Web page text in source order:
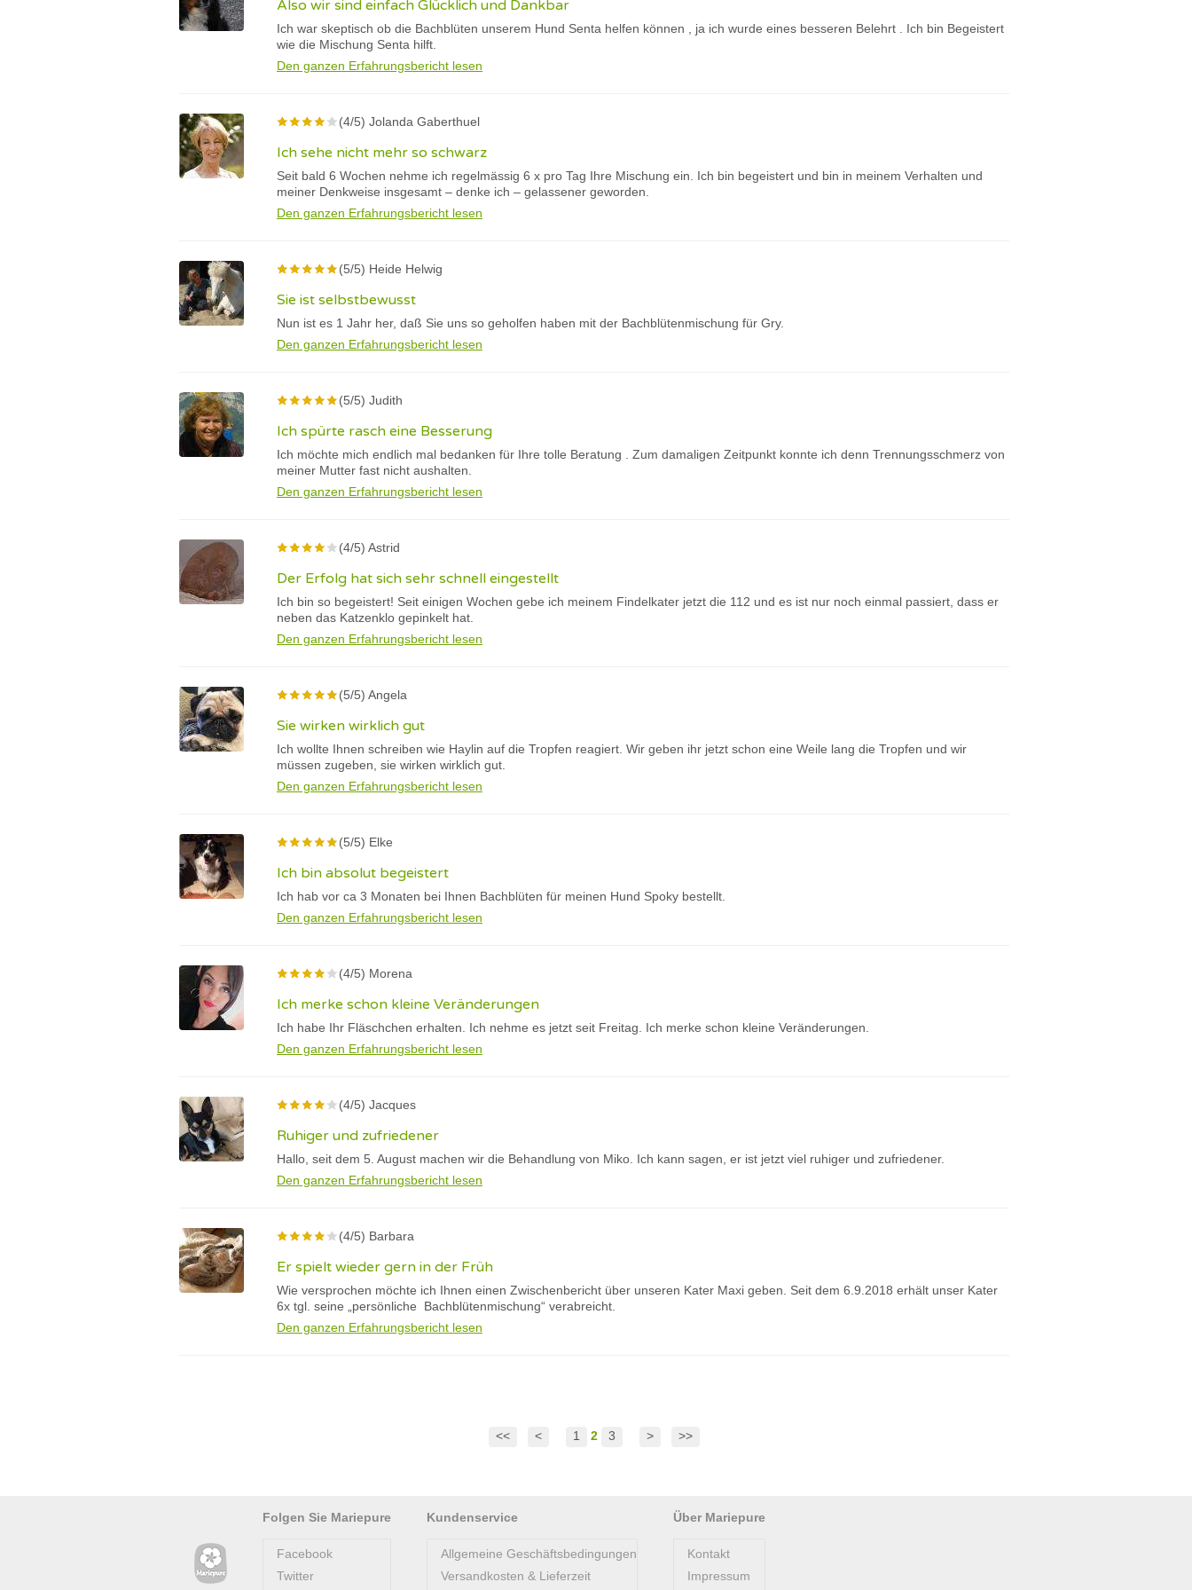
Also wir sind einfach Glücklich und Dankbar
Ich war skeptisch ob die Bachblüten unserem Hund Senta helfen können , ja ich wurde eines besseren Belehrt . Ich bin Begeistert
wie die Mischung Senta hilft.
Den ganzen Erfahrungsbericht lesen
(4/5) Jolanda Gaberthuel
Ich sehe nicht mehr so schwarz
Seit bald 6 Wochen nehme ich regelmässig 6 x pro Tag Ihre Mischung ein. Ich bin begeistert und bin in meinem Verhalten und
meiner Denkweise insgesamt – denke ich – gelassener geworden.
Den ganzen Erfahrungsbericht lesen
(5/5) Heide Helwig
Sie ist selbstbewusst
Nun ist es 1 Jahr her, daß Sie uns so geholfen haben mit der Bachblütenmischung für Gry.
Den ganzen Erfahrungsbericht lesen
(5/5) Judith
Ich spürte rasch eine Besserung
Ich möchte mich endlich mal bedanken für Ihre tolle Beratung . Zum damaligen Zeitpunkt konnte ich denn Trennungsschmerz von
meiner Mutter fast nicht aushalten.
Den ganzen Erfahrungsbericht lesen
(4/5) Astrid
Der Erfolg hat sich sehr schnell eingestellt
Ich bin so begeistert! Seit einigen Wochen gebe ich meinem Findelkater jetzt die 112 und es ist nur noch einmal passiert, dass er
neben das Katzenklo gepinkelt hat.
Den ganzen Erfahrungsbericht lesen
(5/5) Angela
Sie wirken wirklich gut
Ich wollte Ihnen schreiben wie Haylin auf die Tropfen reagiert. Wir geben ihr jetzt schon eine Weile lang die Tropfen und wir
müssen zugeben, sie wirken wirklich gut.
Den ganzen Erfahrungsbericht lesen
(5/5) Elke
Ich bin absolut begeistert
Ich hab vor ca 3 Monaten bei Ihnen Bachblüten für meinen Hund Spoky bestellt.
Den ganzen Erfahrungsbericht lesen
(4/5) Morena
Ich merke schon kleine Veränderungen
Ich habe Ihr Fläschchen erhalten. Ich nehme es jetzt seit Freitag. Ich merke schon kleine Veränderungen.
Den ganzen Erfahrungsbericht lesen
(4/5) Jacques
Ruhiger und zufriedener
Hallo, seit dem 5. August machen wir die Behandlung von Miko. Ich kann sagen, er ist jetzt viel ruhiger und zufriedener.
Den ganzen Erfahrungsbericht lesen
(4/5) Barbara
Er spielt wieder gern in der Früh
Wie versprochen möchte ich Ihnen einen Zwischenbericht über unseren Kater Maxi geben. Seit dem 6.9.2018 erhält unser Kater
6x tgl. seine „persönliche Bachblütenmischung“ verabreicht.
Den ganzen Erfahrungsbericht lesen
<< < 1 2 3 > >>
Folgen Sie Mariepure
Facebook
Twitter
Kundenservice
Allgemeine Geschäftsbedingungen
Versandkosten & Lieferzeit
Über Mariepure
Kontakt
Impressum